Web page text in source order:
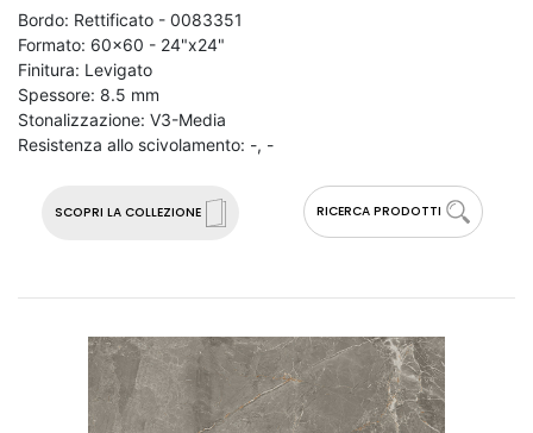
SCOPRI LA COLLEZIONE RICERCA PRODOTTI
Bordo: Rettificato - 0083351
Formato: 60x60 - 24"x24"
Finitura: Levigato
Spessore: 8.5 mm
Stonalizzazione: V3-Media
Resistenza allo scivolamento: -, -